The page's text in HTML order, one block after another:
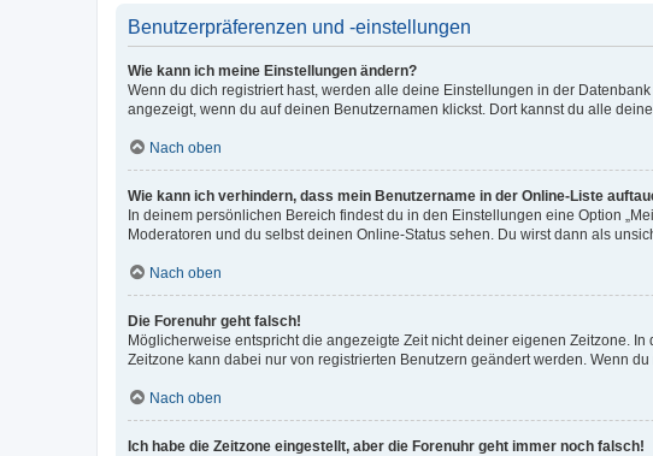
Benutzerpräferenzen und -einstellungen
Wie kann ich meine Einstellungen ändern?
Wenn du dich registriert hast, werden alle deine Einstellungen in der
angezeigt, wenn du auf deinen Benutzernamen klickst. Dort kannst du alle
Nach oben
Wie kann ich verhindern, dass mein Benutzername in der Online-Liste
In deinem persönlichen Bereich findest du in den Einstellungen eine Option
Moderatoren und du selbst deinen Online-Status sehen. Du wirst dann als
Nach oben
Die Forenuhr geht falsch!
Möglicherweise entspricht die angezeigte Zeit nicht deiner eigenen Zeitzone.
Zeitzone kann dabei nur von registrierten Benutzern geändert werden. Wenn
Nach oben
Ich habe die Zeitzone eingestellt, aber die Forenuhr geht immer noch falsch!